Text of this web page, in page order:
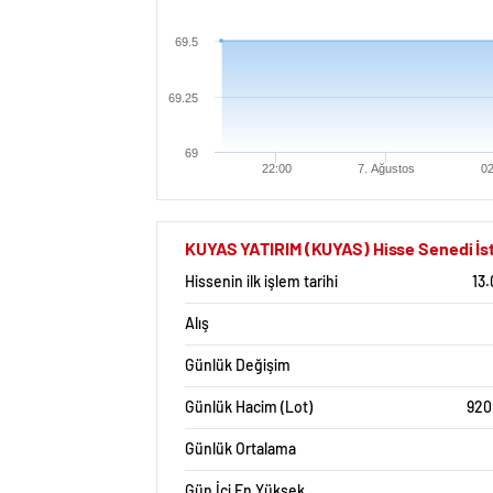
22:00 7. Ağustos
69
69.25
69.5
KUYAS YATIRIM (KUYAS) Hisse Senedi
Hissenin ilk işlem tarihi
Alış
Günlük Değişim
Günlük Hacim (Lot)
Günlük Ortalama